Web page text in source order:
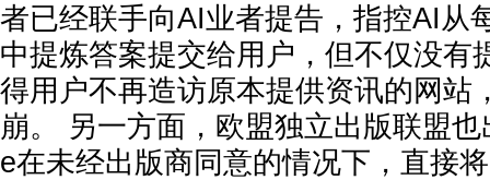
者已经联手向AI业者提告，指控AI从
中提炼答案提交给用户，但不仅没有
得用户不再造访原本提供资讯的网站
崩。 另一方面，欧盟独立出版联盟
e在未经出版商同意的情况下，直接